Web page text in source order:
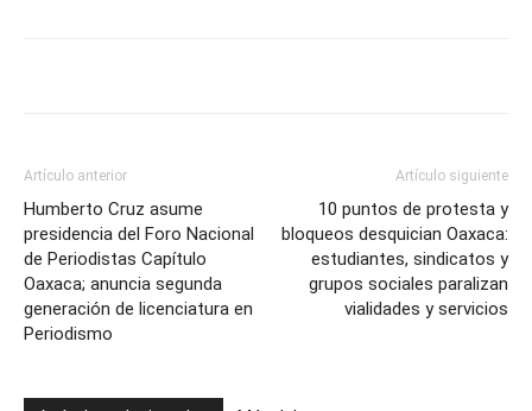
Artículo anterior
Humberto Cruz asume
presidencia del Foro Nacional
de Periodistas Capítulo
Oaxaca; anuncia segunda
generación de licenciatura en
Periodismo
Artículo siguiente
10 puntos de protesta y
bloqueos desquician Oaxaca:
estudiantes, sindicatos y
grupos sociales paralizan
vialidades y servicios